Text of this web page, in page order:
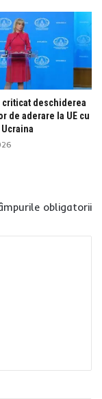
criticat deschiderea
de aderare la UE cu
obligatorii